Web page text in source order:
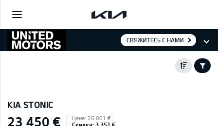
СВЯЖИТЕСЬ С НАМИ
KIA STONIC
23 450 € Цена: 26 801 €
Скидка: 3 351 €